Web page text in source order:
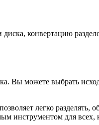
конвертацию
Вы можете выбрать
легко разделять,
инструментом для всех,